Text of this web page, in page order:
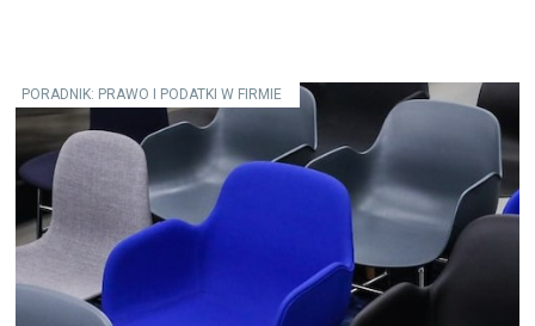
PORADNIK: PRAWO I PODATKI W FIRMIE